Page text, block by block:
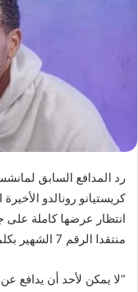
د
ر
و
رد المدافع السابق
كريستيانو رونالدو
انتظار عرضها كاملة على
منتقدا الرقم 7 الشهير بكلمات قوية
“لا يمكن لأحد أن يدافع